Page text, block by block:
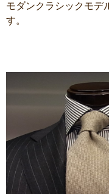
モダンクラシックモデ
す。